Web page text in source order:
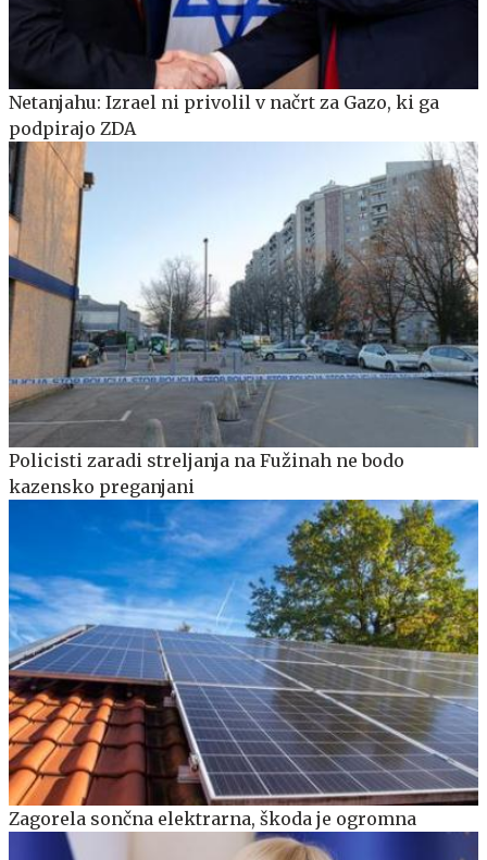
Netanjahu: Izrael ni privolil v načrt za Gazo, ki ga
podpirajo ZDA
Policisti zaradi streljanja na Fužinah ne bodo
kazensko preganjani
Zagorela sončna elektrarna, škoda je ogromna